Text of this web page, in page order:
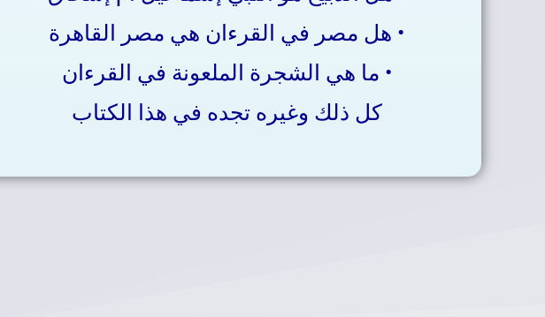
• هل مصر في القرءان هي مصر القاهرة
• ما هي الشجرة الملعونة في القرءان
كل ذلك وغيره تجده في هذا الكتاب